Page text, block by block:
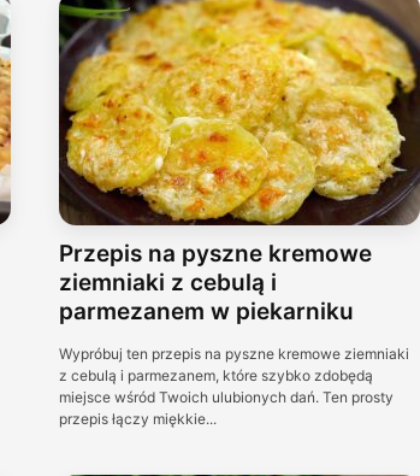
Przepis na pyszne kremowe
ziemniaki z cebulą i
parmezanem w piekarniku
Wypróbuj ten przepis na pyszne kremowe ziemniaki
z cebulą i parmezanem, które szybko zdobędą
miejsce wśród Twoich ulubionych dań. Ten prosty
przepis łączy miękkie...